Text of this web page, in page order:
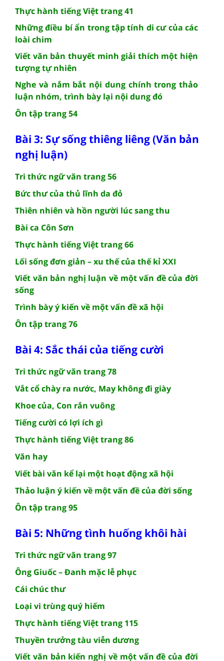
Thực hành tiếng Việt trang 41
Những điều bí ẩn trong tập tính di cư của các
loài chim
Viết văn bản thuyết minh giải thích một hiện
tượng tự nhiên
Nghe và nắm bắt nội dung chính trong thảo
luận nhóm, trình bày lại nội dung đó
Ôn tập trang 54
Bài 3: Sự sống thiêng liêng (Văn bản
nghị luận)
Tri thức ngữ văn trang 56
Bức thư của thủ lĩnh da đỏ
Thiên nhiên và hồn người lúc sang thu
Bài ca Côn Sơn
Thực hành tiếng Việt trang 66
Lối sống đơn giản – xu thế của thế kỉ XXI
Viết văn bản nghị luận về một vấn đề của đời
sống
Trình bày ý kiến về một vấn đề xã hội
Ôn tập trang 76
Bài 4: Sắc thái của tiếng cười
Tri thức ngữ văn trang 78
Vắt cổ chày ra nước, May không đi giày
Khoe của, Con rắn vuông
Tiếng cười có lợi ích gì
Thực hành tiếng Việt trang 86
Văn hay
Viết bài văn kể lại một hoạt động xã hội
Thảo luận ý kiến về một vấn đề của đời sống
Ôn tập trang 95
Bài 5: Những tình huống khôi hài
Tri thức ngữ văn trang 97
Ông Giuốc – Đanh mặc lễ phục
Cái chúc thư
Loại vi trùng quý hiếm
Thực hành tiếng Việt trang 115
Thuyền trưởng tàu viễn dương
Viết văn bản kiến nghị về một vấn đề của đời